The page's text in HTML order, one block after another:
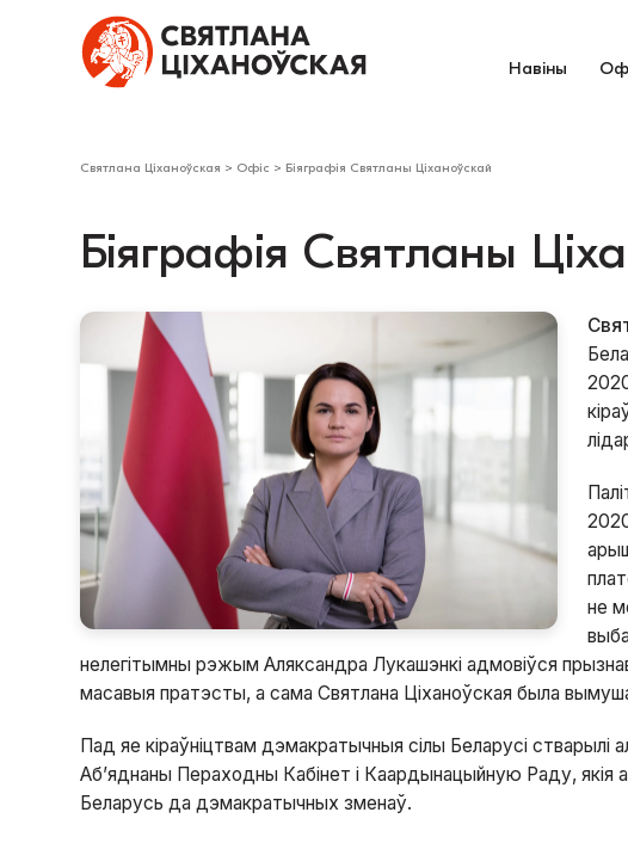
Навіны
Святлана Ціханоўская > Офіс > Біяграфія Святланы Ціханоўскай
Біяграфія Святланы
не
нелегітымны рэжым Аляксандра Лукашэнкі адмовіўся
масавыя пратэсты, а сама Святлана Ціханоўская была
Пад яе кіраўніцтвам дэмакратычныя сілы Беларусі
Аб’яднаны Пераходны Кабінет і Каардынацыйную Раду, якія
Беларусь да дэмакратычных зменаў.